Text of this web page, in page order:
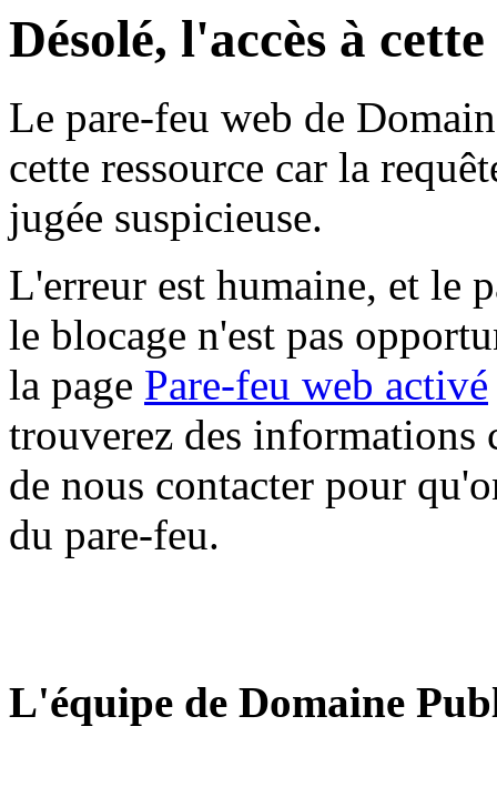
Désolé, l'accès à
Le pare-feu web de
cette ressource car la
jugée suspicieuse.
L'erreur est humaine, et le
le blocage n'est pas
la page Pare-feu web activé
trouverez des informations
de nous contacter pour
du pare-feu.
L'équipe de Domaine